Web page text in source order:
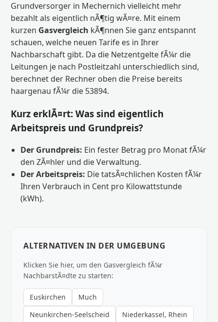
Grundversorger in Mechernich vielleicht mehr
bezahlt als eigentlich nÃ¶tig wÃ¤re. Mit einem
kurzen Gasvergleich kÃ¶nnen Sie ganz entspannt
schauen, welche neuen Tarife es in Ihrer
Nachbarschaft gibt. Da die Netzentgelte fÃ¼r die
Leitungen je nach Postleitzahl unterschiedlich sind,
berechnet der Rechner oben die Preise bereits
haargenau fÃ¼r die 53894.
Kurz erklÃ¤rt: Was sind eigentlich
Arbeitspreis und Grundpreis?
Der Grundpreis: Ein fester Betrag pro Monat fÃ¼r
den ZÃ¤hler und die Verwaltung.
Der Arbeitspreis: Die tatsÃ¤chlichen Kosten fÃ¼r
Ihren Verbrauch in Cent pro Kilowattstunde
(kWh).
ALTERNATIVEN IN DER UMGEBUNG
Klicken Sie hier, um den Gasvergleich fÃ¼r
NachbarstÃ¤dte zu starten:
Euskirchen
Much
Neunkirchen-Seelscheid
Niederkassel, Rhein